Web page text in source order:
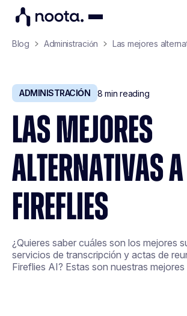
Blog Administración Las mejores
ADMINISTRACIÓN 8 min reading
LAS MEJORES
ALTERNATIVAS A
FIREFLIES
¿Quieres saber cuáles son los mejores
servicios de transcripción y actas de
Fireflies AI? Estas son nuestras